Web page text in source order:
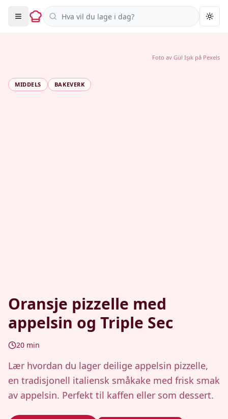
Søk i oppskrifter
MIDDELS BAKEVERK
Oransje pizzelle med
appelsin og Triple Sec
20 min
Lær hvordan du lager deilige appelsin pizzelle,
en tradisjonell italiensk småkake med frisk smak
av appelsin. Perfekt til kaffen eller som dessert.
Foto av Gül Işık på Pexels